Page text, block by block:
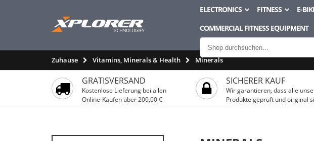
ELECTRONICS FITNESS E-
COMMERCIAL FITNESS EQUIPMENT
Zuhause Vitamins, Minerals & Health Minerals
GRATISVERSAND
Kostenlose Lieferung bei allen
Online-Käufen über 200,00 €
SICHERER KAUF
Wir garantieren, dass alle
Produkte geprüft und original